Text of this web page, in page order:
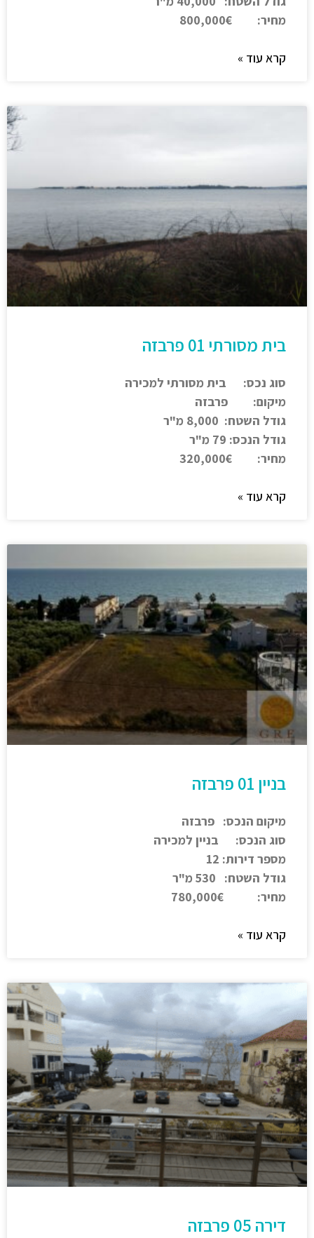
מחיר: 800,000€
קרא עוד »
בית מסורתי 01 פרבזה
סוג נכס: בית מסורתי למכירה
מיקום: פרבזה
גודל השטח: 8,000 מ"ר
גודל הנכס: 79 מ"ר
מחיר: 320,000€
קרא עוד »
בניין 01 פרבזה
מיקום הנכס: פרבזה
סוג הנכס: בניין למכירה
מספר דירות: 12
גודל השטח: 530 מ"ר
מחיר: 780,000€
קרא עוד »
דירה 05 פרבזה